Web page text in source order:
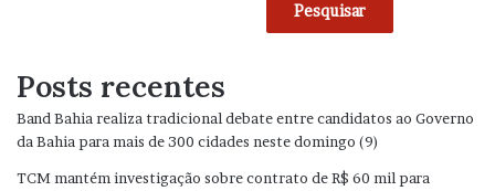
Pesquisar
Posts recentes
Band Bahia realiza tradicional debate entre candidatos ao Governo
da Bahia para mais de 300 cidades neste domingo (9)
TCM mantém investigação sobre contrato de R$ 60 mil para